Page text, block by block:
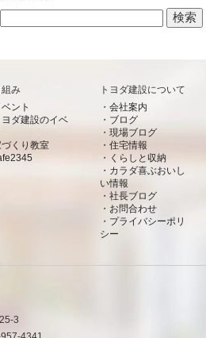
み
ント
ヨダ建設のイベ
づくり教室
トヨダ建設について
会社案内
ブログ
現場ブログ
住宅情報
くらしと収納
カラダ喜ぶおいし
い情報
社長ブログ
お問合わせ
プライバシーポリ
シー
3